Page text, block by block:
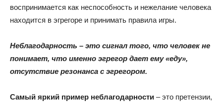
воспринимается как неспособность и нежелание человека
находится в эгрегоре и принимать правила игры.
Неблагодарность – это сигнал того, что человек не
понимает, что именно эгрегор дает ему «еду»,
отсутствие резонанса с эгрегором.
Самый яркий пример неблагодарности – это претензии,